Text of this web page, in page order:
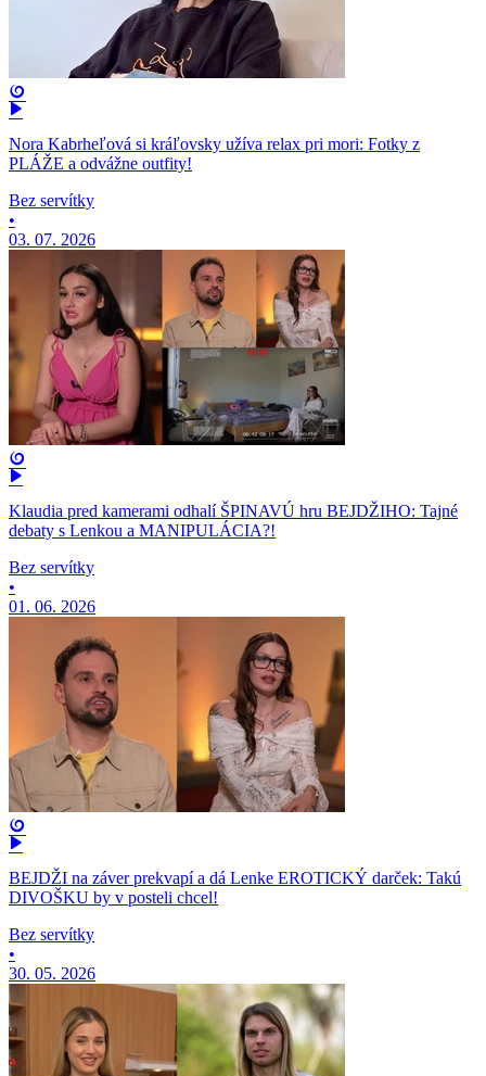
Nora Kabrheľová si kráľovsky užíva relax pri mori: Fotky z
PLÁŽE a odvážne outfity!
Bez servítky
•
03. 07. 2026
Klaudia pred kamerami odhalí ŠPINAVÚ hru BEJDŽIHO: Tajné
debaty s Lenkou a MANIPULÁCIA?!
Bez servítky
•
01. 06. 2026
BEJDŽI na záver prekvapí a dá Lenke EROTICKÝ darček: Takú
DIVOŠKU by v posteli chcel!
Bez servítky
•
30. 05. 2026